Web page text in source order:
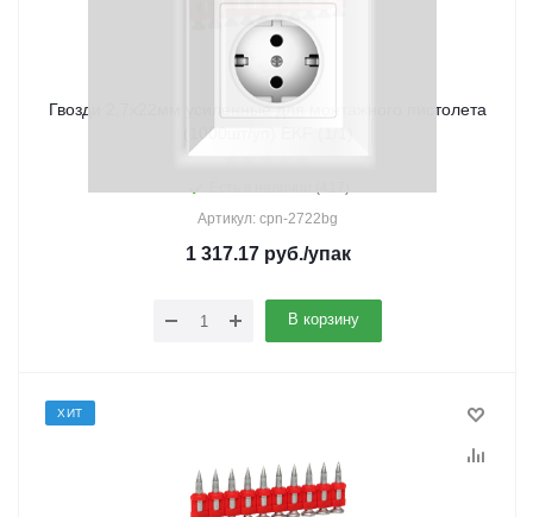
Гвозди 2,7х22мм усиленные для монтажного пистолета
(1000шт/уп) EKF (1/1)
Артикул: cpn-2722bg
1 317.17руб./упак
В корзину
ХИТ